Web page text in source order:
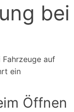
bei
Öffnen